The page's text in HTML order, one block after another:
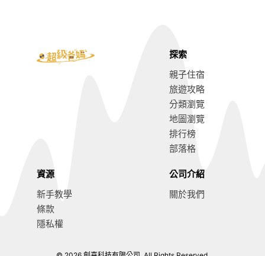
探索
親子住宿
旅遊攻略
分類瀏覽
地圖瀏覽
排行榜
部落格
資源
新手教學
條款
隱私權
公司介紹
關於我們